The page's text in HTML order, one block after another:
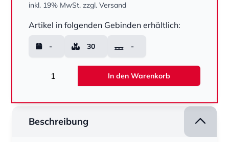
inkl. 19% MwSt. zzgl. Versand
Artikel in folgenden Gebinden erhältlich:
- 30 -
In den Warenkorb
Beschreibung